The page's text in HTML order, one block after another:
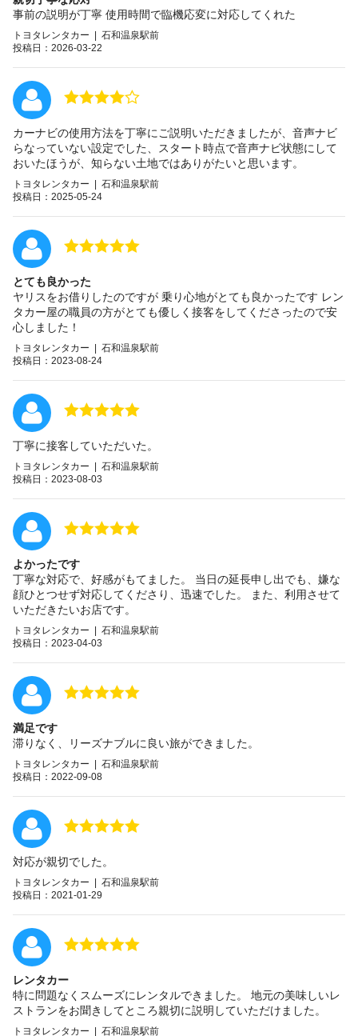
事前の説明が丁寧 使用時間で臨機応変に対応してくれた
トヨタレンタカー | 石和温泉駅前
投稿日：2026-03-22
カーナビの使用方法を丁寧にご説明いただきましたが、音声ナビ
らなっていない設定でした、スタート時点で音声ナビ状態にして
おいたほうが、知らない土地ではありがたいと思います。
トヨタレンタカー | 石和温泉駅前
投稿日：2025-05-24
とても良かった
ヤリスをお借りしたのですが 乗り心地がとても良かったです レン
タカー屋の職員の方がとても優しく接客をしてくださったので安
心しました！
トヨタレンタカー | 石和温泉駅前
投稿日：2023-08-24
丁寧に接客していただいた。
トヨタレンタカー | 石和温泉駅前
投稿日：2023-08-03
よかったです
丁寧な対応で、好感がもてました。 当日の延長申し出でも、嫌な
顔ひとつせず対応してくださり、迅速でした。 また、利用させて
いただきたいお店です。
トヨタレンタカー | 石和温泉駅前
投稿日：2023-04-03
満足です
滞りなく、リーズナブルに良い旅ができました。
トヨタレンタカー | 石和温泉駅前
投稿日：2022-09-08
対応が親切でした。
トヨタレンタカー | 石和温泉駅前
投稿日：2021-01-29
レンタカー
特に問題なくスムーズにレンタルできました。 地元の美味しいレ
ストランをお聞きしてところ親切に説明していただけました。
トヨタレンタカー | 石和温泉駅前